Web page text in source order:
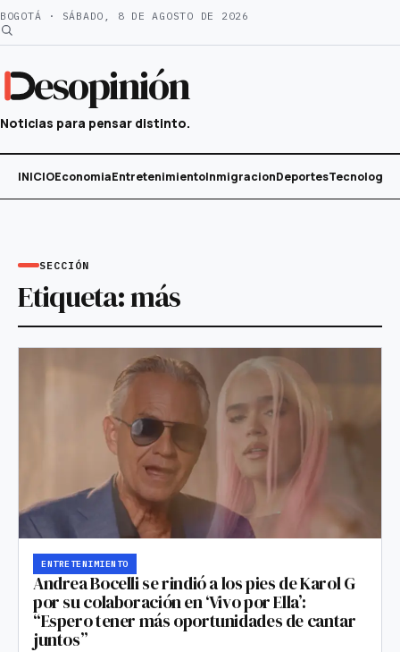
Saltar
al
BOGOTÁ · SÁBADO, 8 DE AGOSTO DE 2026
esopinión
Noticias para pensar distinto.
INICIOEconomiaEntretenimientoInmigracionDeportesTecnología
SECCIÓN
Etiqueta:más
ENTRETENIMIENTO
Andrea Bocelli se rindió a los pies de Karol G
por su colaboración en ‘Vivo por Ella’:
“Espero tener más oportunidades de cantar
juntos”